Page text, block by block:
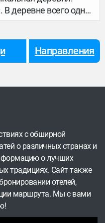
деревне всего одна
Однако, поток
потому что таких
так много.
Направления
с обширной
о различных странах и
о лучших
традициях. Сайт также
отелей,
маршрута. Мы с вами